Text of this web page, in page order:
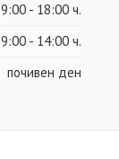
9:00 - 18:00 ч.
9:00 - 14:00 ч.
почивен ден